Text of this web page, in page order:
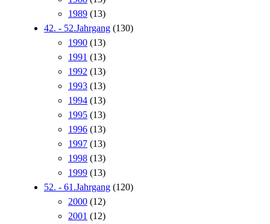
1989 (13)
42. - 52.Jahrgang (130)
1990 (13)
1991 (13)
1992 (13)
1993 (13)
1994 (13)
1995 (13)
1996 (13)
1997 (13)
1998 (13)
1999 (13)
52. - 61.Jahrgang (120)
2000 (12)
2001 (12)